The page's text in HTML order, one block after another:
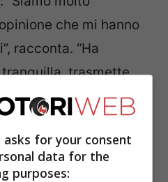
che mi hanno
racconta. “Ha
trasmette
tutto questo
fare esperienza”.
for your consent
data for the
purposes: